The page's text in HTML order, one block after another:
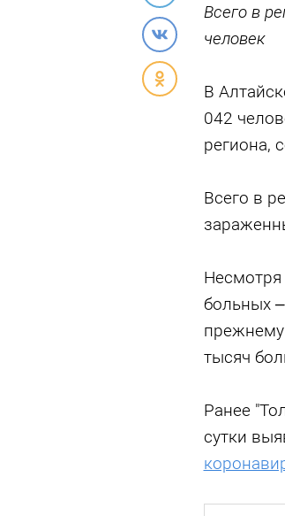
Всего в
человек
В
042
региона,
Всего в
Несмотря
больных
прежнему
тысяч
Ранее
сутки